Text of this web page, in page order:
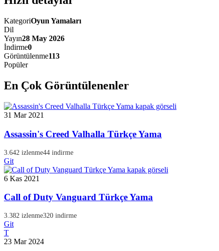
KategoriOyun Yamaları
Dil
Yayın28 May 2026
İndirme0
Görüntülenme113
Popüler
En Çok Görüntülenenler
31 Mar 2021
Assassin's Creed Valhalla Türkçe Yama
3.642 izlenme44 indirme
Git
6 Kas 2021
Call of Duty Vanguard Türkçe Yama
3.382 izlenme320 indirme
Git
T
23 Mar 2024